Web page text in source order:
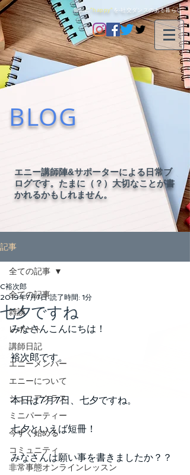
毎日に"happy" を-社交ダンスのある暮らし-
BLOG
エニー講師陣&サポーターによる日常ブ
ログです。たまに（？）大切なことが書
かれるかもしれません。
記事
全ての記事
雑談
レポート
講師日記
エニーメンバー
エニーについて
ジュニアクラス
ミニパーティー
今すぐ始める
コミュニティ
非常事態オンラインレッスン
全ての記事
七夕ですね
C裕次郎
2019年7月7日 読了時間: 1分
みなさんこんにちは！
裕次郎です。
本日は7月7日、七夕ですね。
七夕といえば短冊！
みなさんは願い事を書きましたか？？